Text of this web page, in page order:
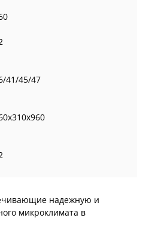
41/45/47
надежную и
микроклимата в